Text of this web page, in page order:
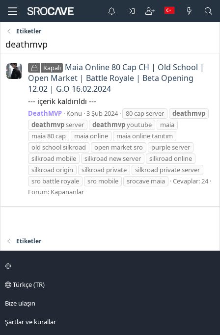
Etiketler
deathmvp
Kapalı Maia Online 80 Cap CH | Old School |
Open Market | Battle Royale | Beta Opening
12.02 | G.O 16.02.2024
--- içerik kaldırıldı ---
DeathMVP Konu 3 Şub 2024 80 cap server
deathmvp
deathmvpserver deathmvpyoutube
maia
maia 80 cap
maia online
maia online tanıtım
old school silkroad
open market sro
purple server
silkroad mobile
silkroad new server
silkroad online
silkroad origin
silkroad private
silkroad private server
sro battle royale
sro mobile srocave maia
Cevaplar: 24
Forum: Kapananlar
Etiketler
Türkçe (TR)
Bize ulaşın
Şartlar ve kurallar